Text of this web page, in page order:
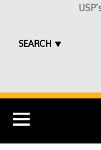
SEARCH ⯆